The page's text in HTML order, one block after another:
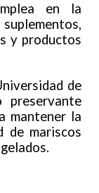
en la
y productos
de
preservante
mantener la
de mariscos